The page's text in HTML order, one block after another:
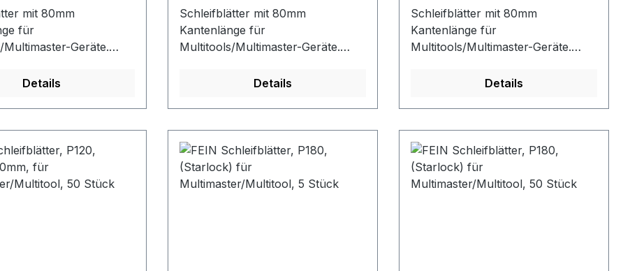
mit 80mm
für
Geräte.
garantieren
Einsatz auf
Materialien.
Details
Stück
Schleifblätter mit 80mm
Kantenlänge für
Multitools/Multimaster-Geräte.
Vollkunstharzbindung garantieren
den universellen Einsatz auf
nahezu allen Materialien.
Ungelocht,
Klettschnellbefestigung.Farbe:
Details
Schleifblätter mit 80mm
Kantenlänge für
Multitools/Multimaster-Geräte.
Vollkunstharzbindung garantieren
den universellen Einsatz auf
nahezu allen Materialien.
Ungelocht,
Klettschnellbefestigung.Farbe:
Details